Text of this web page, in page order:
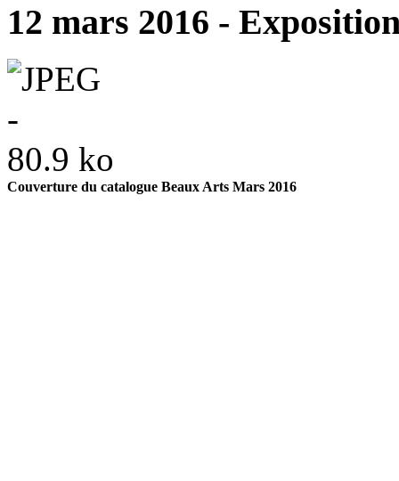
12 mars 2016 -
Couverture du catalogue Beaux Arts Mars 2016